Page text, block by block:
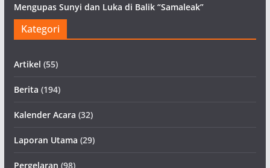
Mengupas Sunyi dan Luka di Balik “Samaleak”
Kategori
Artikel (55)
Berita (194)
Kalender Acara (32)
Laporan Utama (29)
Pergelaran (98)